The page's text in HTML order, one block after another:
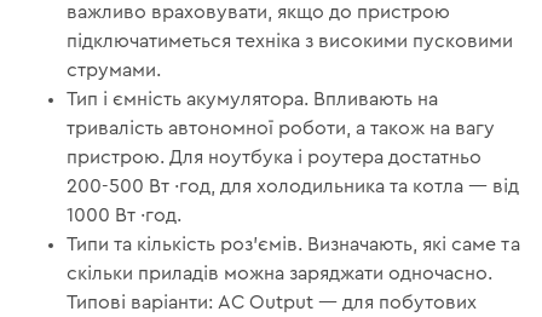
важливо враховувати, якщо до пристрою
підключатиметься техніка з високими пусковими
струмами.
Тип і ємність акумулятора. Впливають на
тривалість автономної роботи, а також на вагу
пристрою. Для ноутбука і роутера достатньо
200-500 Вт ·год, для холодильника та котла — від
1000 Вт ·год.
Типи та кількість роз’ємів. Визначають, які саме та
скільки приладів можна заряджати одночасно.
Типові варіанти: AC Output — для побутових